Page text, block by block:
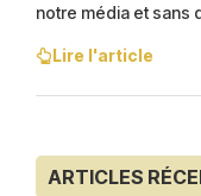
notre média et sans
Lire l'article
ARTICLES